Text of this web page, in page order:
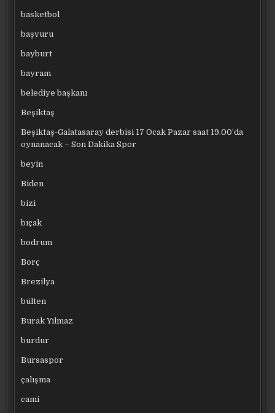
basketbol
başvuru
bayburt
bayram
belediye başkanı
Beşiktaş
Beşiktaş-Galatasaray derbisi 17 Ocak Pazar saat 19.00’da
oynanacak – Son Dakika Spor
beyin
Biden
bizi
bıçak
bodrum
Borç
Brezilya
bülten
Burak Yılmaz
burdur
Bursaspor
çalışma
cami